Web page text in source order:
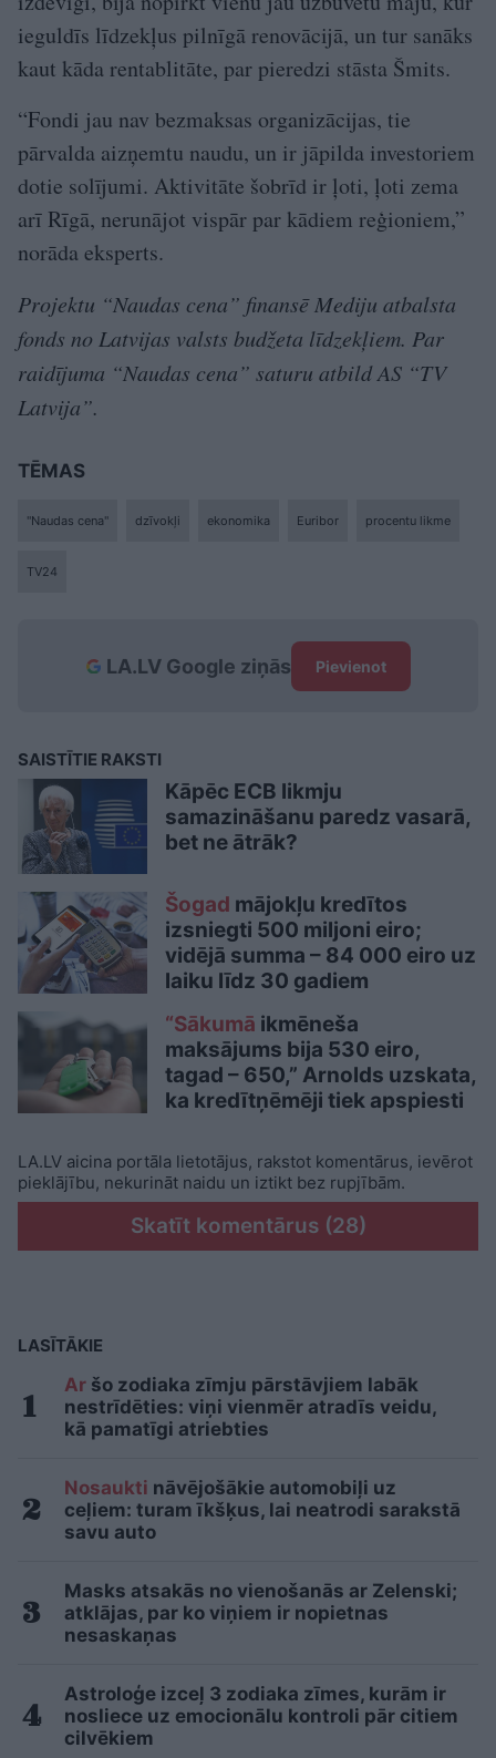
ieguldīs līdzekļus pilnīgā renovācijā, un tur sanāks
kaut kāda rentablitāte, par pieredzi stāsta Šmits.
“Fondi jau nav bezmaksas organizācijas, tie
pārvalda aizņemtu naudu, un ir jāpilda investoriem
dotie solījumi. Aktivitāte šobrīd ir ļoti, ļoti zema
arī Rīgā, nerunājot vispār par kādiem reģioniem,”
norāda eksperts.
Projektu “Naudas cena” finansē Mediju atbalsta
fonds no Latvijas valsts budžeta līdzekļiem. Par
raidījuma “Naudas cena” saturu atbild AS “TV
Latvija”.
TĒMAS
"Naudas cena" dzīvokļi ekonomika Euribor procentu likme
TV24
LA.LV Google ziņās Pievienot
SAISTĪTIE RAKSTI
Kāpēc ECB likmju
samazināšanu paredz vasarā,
bet ne ātrāk?
Šogad mājokļu kredītos
izsniegti 500 miljoni eiro;
vidējā summa – 84 000 eiro uz
laiku līdz 30 gadiem
“Sākumā ikmēneša
maksājums bija 530 eiro,
tagad – 650,” Arnolds uzskata,
ka kredītņēmēji tiek apspiesti
LA.LV aicina portāla lietotājus, rakstot komentārus, ievērot
pieklājību, nekurināt naidu un iztikt bez rupjībām.
Skatīt komentārus (28)
LASĪTĀKIE
Ar šo zodiaka zīmju pārstāvjiem labāk
nestrīdēties: viņi vienmēr atradīs veidu,
kā pamatīgi atriebties
Nosaukti nāvējošākie automobiļi uz
ceļiem: turam īkšķus, lai neatrodi sarakstā
savu auto
Masks atsakās no vienošanās ar Zelenski;
atklājas, par ko viņiem ir nopietnas
nesaskaņas
Astroloģe izceļ 3 zodiaka zīmes, kurām ir
nosliece uz emocionālu kontroli pār citiem
cilvēkiem